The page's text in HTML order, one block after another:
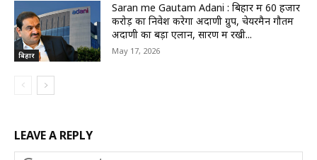
बिहार
Saran me Gautam Adani : बिहार में 60 हजार
करोड़ का निवेश करेगा अदाणी ग्रुप, चेयरमैन गौतम
अदाणी का बड़ा एलान, सारण में रखी...
May 17, 2026
LEAVE A REPLY